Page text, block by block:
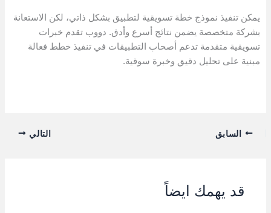
يمكن تنفيذ نموذج خطة تسويقية لتطبيق بشكل ذاتي، لكن الاستعانة
بشركة متخصصة يضمن نتائج أسرع وأدق. دووب تقدم خبرات
تسويقية متقدمة تدعم أصحاب التطبيقات في تنفيذ خطط فعالة
مبنية على تحليل دقيق وخبرة سوقية.
السابق التالي
قد يهمك ايضاً